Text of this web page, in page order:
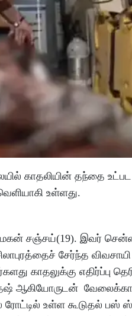
காதலியின் தந்தை உட்பட
உள்ளது.
மகன் சஞ்சய்(19). இவர்
சேர்ந்த விவசாயி
காதலுக்கு எதிர்ப்பு
ஆகியோருடன்
ரோட்டில் உள்ள கூடுதல் பஸ்